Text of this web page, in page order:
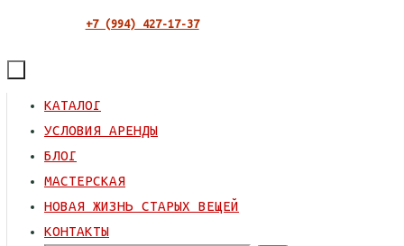
+7 (994) 427-17-37
ПЕРЕЙТИКАТАЛОГ
УСЛОВИЯ АРЕНДЫ
БЛОГ
МАСТЕРСКАЯ
НОВАЯ ЖИЗНЬ СТАРЫХ ВЕЩЕЙ
КОНТАКТЫ